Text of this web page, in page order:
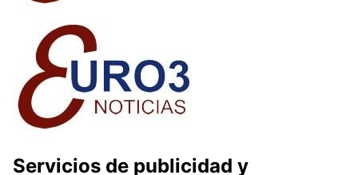
Servicios de publicidad y